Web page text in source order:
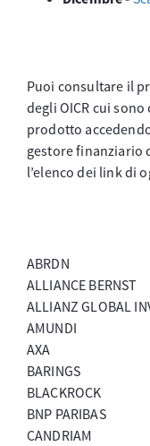
Puoi consultare il
degli OICR cui
prodotto
gestore finanziario
l’elenco dei link di
ABRDN
ALLIANCE BERNST
ALLIANZ GLOBAL
AMUNDI
AXA
BARINGS
BLACKROCK
BNP PARIBAS
CANDRIAM